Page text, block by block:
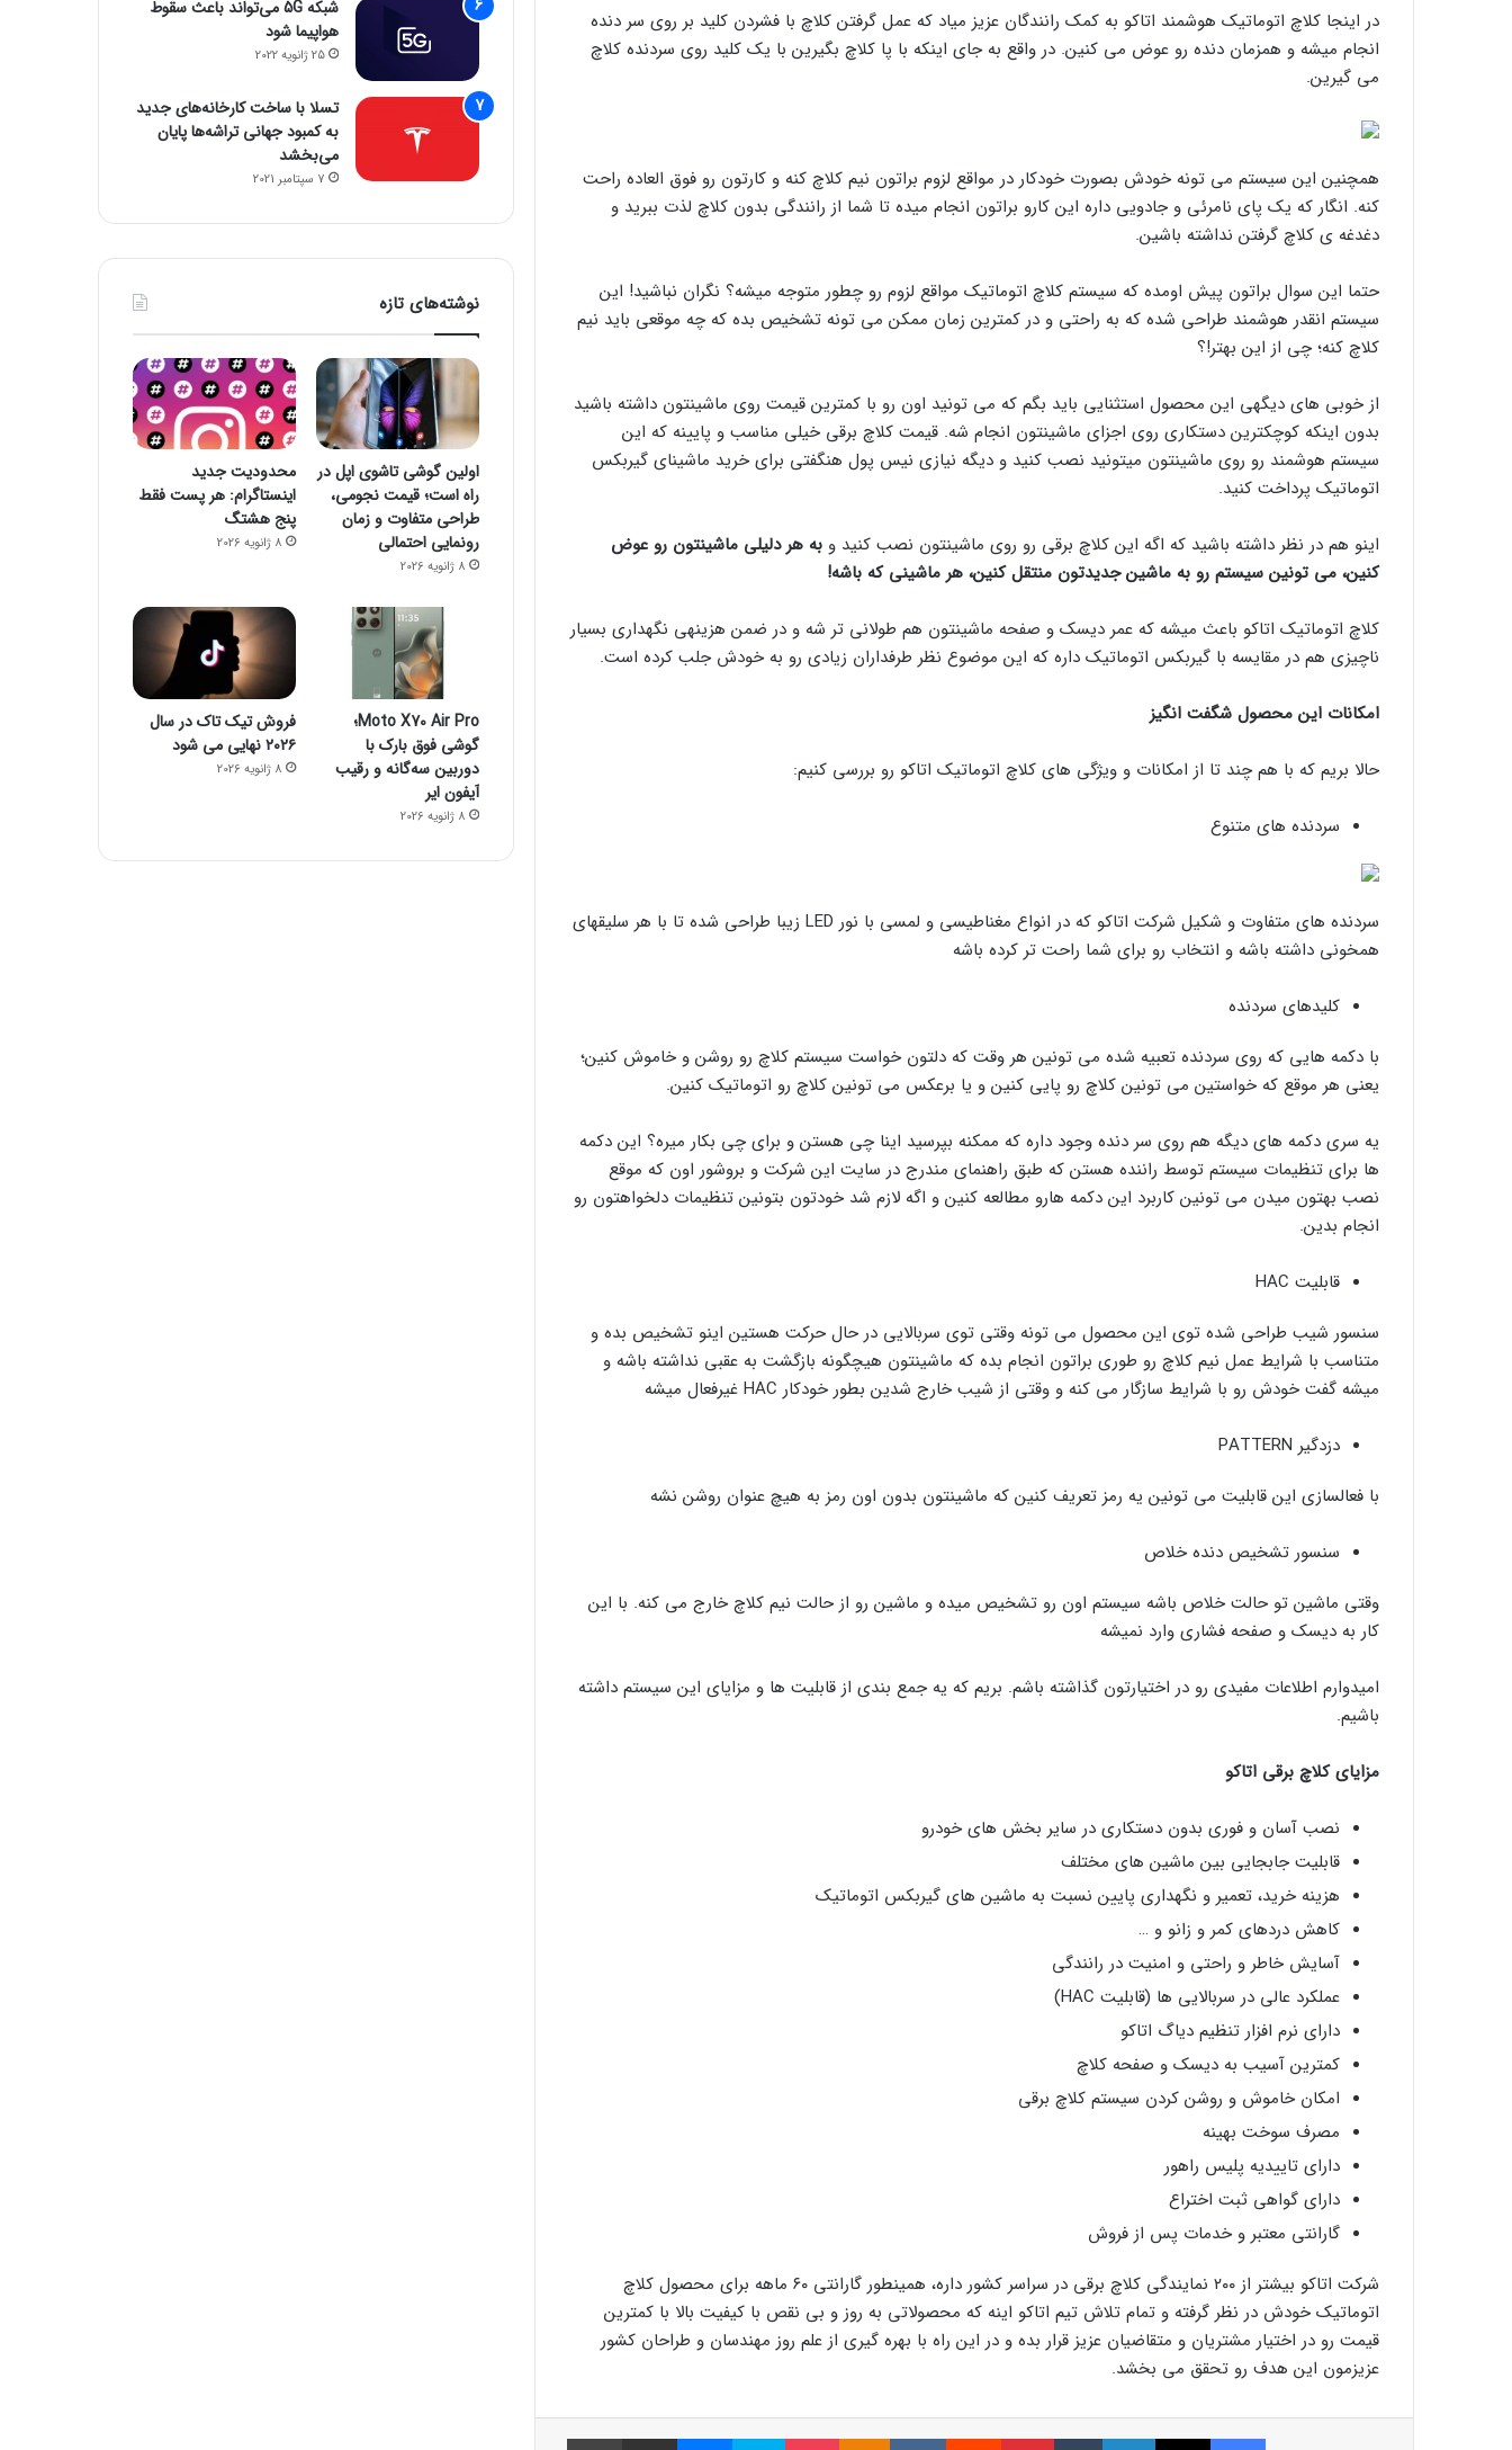
در اینجا کلاچ اتوماتیک هوشمند اتاکو به کمک رانندگان عزیز میاد که عمل گرفتن کلاچ با فشردن کلید بر روی سر دنده
انجام میشه و همزمان دنده رو عوض می کنین. در واقع به جای اینکه با پا کلاچ بگیرین با یک کلید روی سردنده کلاچ
می گیرین.
همچنین این سیستم می تونه خودش بصورت خودکار در مواقع لزوم براتون نیم کلاچ کنه و کارتون رو فوق العاده راحت
کنه. انگار که یک پای نامرئی و جادویی داره این کارو براتون انجام میده تا شما از رانندگی بدون کلاچ لذت ببرید و
دغدغه ی کلاچ گرفتن نداشته باشین.
حتما این سوال براتون پیش اومده که سیستم کلاچ اتوماتیک مواقع لزوم رو چطور متوجه میشه؟ نگران نباشید! این
سیستم انقدر هوشمند طراحی شده که به راحتی و در کمترین زمان ممکن می تونه تشخیص بده که چه موقعی باید نیم
کلاچ کنه؛ چی از این بهتر!؟
از خوبی های دیگه­ی این محصول استثنایی باید بگم که می تونید اون رو با کمترین قیمت روی ماشینتون داشته باشید
بدون اینکه کوچکترین دستکاری روی اجزای ماشینتون انجام شه. قیمت کلاچ برقی خیلی مناسب و پایینه که این
سیستم هوشمند رو روی ماشینتون میتونید نصب کنید و دیگه نیازی نیس پول هنگفتی برای خرید ماشینای گیربکس
اتوماتیک پرداخت کنید.
اینو هم در نظر داشته باشید که اگه این کلاچ برقی رو روی ماشینتون نصب کنید و به هر دلیلی ماشینتون رو عوض
کنین، می تونین سیستم رو به ماشین جدیدتون منتقل کنین، هر ماشینی که باشه!
کلاچ اتوماتیک اتاکو باعث میشه که عمر دیسک و صفحه ماشینتون هم طولانی تر شه و در ضمن هزینه­ی نگهداری بسیار
ناچیزی هم در مقایسه با گیربکس اتوماتیک داره که این موضوع نظر طرفداران زیادی رو به خودش جلب کرده است.
امکانات این محصول شگفت انگیز
حالا بریم که با هم چند تا از امکانات و ویژگی های کلاچ اتوماتیک اتاکو رو بررسی کنیم:
سردنده های متنوع
سردنده های متفاوت و شکیل شرکت اتاکو که در انواع مغناطیسی و لمسی با نور LED زیبا طراحی شده تا با هر سلیقه­ای
همخونی داشته باشه و انتخاب رو برای شما راحت تر کرده باشه
کلیدهای سردنده
با دکمه هایی که روی سردنده تعبیه شده می تونین هر وقت که دلتون خواست سیستم کلاچ رو روشن و خاموش کنین؛
یعنی هر موقع که خواستین می تونین کلاچ رو پایی کنین و یا برعکس می تونین کلاچ رو اتوماتیک کنین.
یه سری دکمه های دیگه هم روی سر دنده وجود داره که ممکنه بپرسید اینا چی هستن و برای چی بکار میره؟ این دکمه
ها برای تنظیمات سیستم توسط راننده هستن که طبق راهنمای مندرج در سایت این شرکت و بروشور اون که موقع
نصب بهتون میدن می تونین کاربرد این دکمه هارو مطالعه کنین و اگه لازم شد خودتون بتونین تنظیمات دلخواهتون رو
انجام بدین.
قابلیت HAC
سنسور شیب طراحی شده توی این محصول می تونه وقتی توی سربالایی در حال حرکت هستین اینو تشخیص بده و
متناسب با شرایط عمل نیم کلاچ رو طوری براتون انجام بده که ماشینتون هیچگونه بازگشت به عقبی نداشته باشه و
میشه گفت خودش رو با شرایط سازگار می کنه و وقتی از شیب خارج شدین بطور خودکار HAC غیرفعال میشه
دزدگیر PATTERN
با فعالسازی این قابلیت می تونین یه رمز تعریف کنین که ماشینتون بدون اون رمز به هیچ عنوان روشن نشه
سنسور تشخیص دنده خلاص
وقتی ماشین تو حالت خلاص باشه سیستم اون رو تشخیص میده و ماشین رو از حالت نیم کلاچ خارج می کنه. با این
کار به دیسک و صفحه فشاری وارد نمیشه
امیدوارم اطلاعات مفیدی رو در اختیارتون گذاشته باشم. بریم که یه جمع بندی از قابلیت ها و مزایای این سیستم داشته
باشیم.
مزایای کلاچ برقی اتاکو
نصب آسان و فوری بدون دستکاری در سایر بخش های خودرو
قابلیت جابجایی بین ماشین های مختلف
هزینه خرید، تعمیر و نگهداری پایین نسبت به ماشین های گیربکس اتوماتیک
کاهش دردهای کمر و زانو و …
آسایش خاطر و راحتی و امنیت در رانندگی
عملکرد عالی در سربالایی ها (قابلیت HAC)
دارای نرم افزار تنظیم دیاگ اتاکو
کمترین آسیب به دیسک و صفحه کلاچ
امکان خاموش و روشن کردن سیستم کلاچ برقی
مصرف سوخت بهینه
دارای تاییدیه پلیس راهور
دارای گواهی ثبت اختراع
گارانتی معتبر و خدمات پس از فروش
شرکت اتاکو بیشتر از ۲۰۰ نمایندگی کلاچ برقی در سراسر کشور داره، همینطور گارانتی ۶۰ ماهه برای محصول کلاچ
اتوماتیک خودش در نظر گرفته و تمام تلاش تیم اتاکو اینه که محصولاتی به روز و بی نقص با کیفیت بالا با کمترین
قیمت رو در اختیار مشتریان و متقاضیان عزیز قرار بده و در این راه با بهره گیری از علم روز مهندسان و طراحان کشور
عزیزمون این هدف رو تحقق می بخشد.
فیسبوک ایکس لینکداین تامبلر پینتریست Reddit
VKontakte
Odnoklassniki پاکت اسکایپ مسنجر اشتراک گذاری با ایمیل
شبکه 5G می‌تواند باعث سقوط
هواپیما شود
25 ژانویه 2022
تسلا با ساخت کارخانه‌های جدید
به کمبود جهانی تراشه‌ها پایان
می‌بخشد
7 سپتامبر 2021
نوشته‌های تازه
اولین گوشی تاشوی اپل در
راه است؛ قیمت نجومی،
طراحی متفاوت و زمان
رونمایی احتمالی
8 ژانویه 2026
محدودیت جدید
اینستاگرام: هر پست فقط
پنج هشتگ
8 ژانویه 2026
Moto X70 Air Pro؛
گوشی فوق بارک با
دوربین سه‌گانه و رقیب
آیفون ایر
8 ژانویه 2026
فروش تیک تاک در سال
۲۰۲۶ نهایی می شود
8 ژانویه 2026